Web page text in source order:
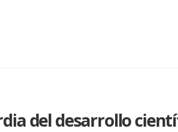
del desarrollo